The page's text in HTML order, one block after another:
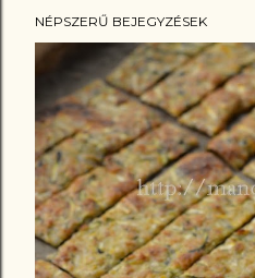
NÉPSZERŰ BEJEGYZÉSEK